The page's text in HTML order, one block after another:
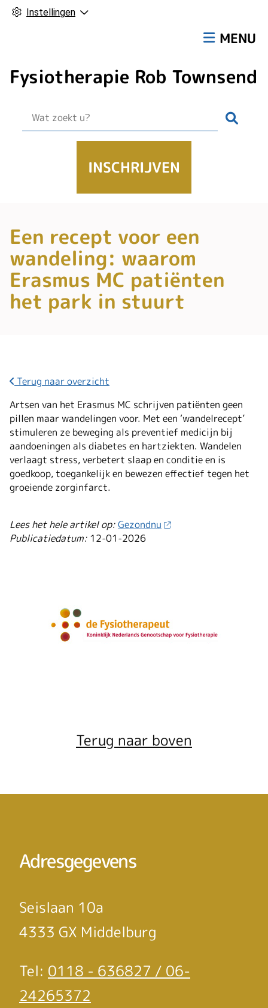
Instellingen
Fysiotherapie Rob Townsend
MENU
INSCHRIJVEN
Terug naar overzicht
Een recept voor een
wandeling: waarom
Erasmus MC patiënten
het park in stuurt
Artsen van het Erasmus MC schrijven patiënten geen
pillen maar wandelingen voor. Met een ‘wandelrecept’
stimuleren ze beweging als preventief medicijn bij
aandoeningen als diabetes en hartziekten. Wandelen
verlaagt stress, verbetert slaap en conditie en is
goedkoop, toegankelijk en bewezen effectief tegen het
groeiende zorginfarct.
Lees het hele artikel op:Gezondnu
Publicatiedatum: 12-01-2026
Terug naar boven
Adresgegevens
Seislaan 10a
4333 GX Middelburg
Tel: 0118 - 636827 / 06-
24265372